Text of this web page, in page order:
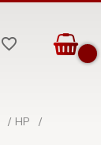
HP